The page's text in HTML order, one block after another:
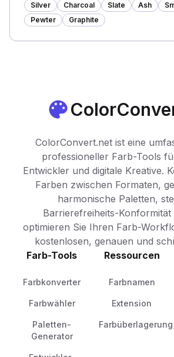
Silver Charcoal Slate Ash
Pewter
Graphite
ColorConvert.net ist eine
professioneller Farb-Tools
Entwickler und digitale Kreative.
Farben zwischen Formaten,
harmonische Paletten,
Barrierefreiheits-Konformität
optimieren Sie Ihren Farb-
kostenlosen, genauen und
Farb-Tools
Farbkonverter
Farbwähler
Paletten-
Generator
Ressourcen
Farbnamen
Extension
Farbüberlagerung